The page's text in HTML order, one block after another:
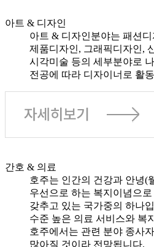
아트 & 디자인
아트 & 디자인분야는 패션디
제품디자인, 그래픽디자인,
시각미술 등의 세부분야로
전공에 따라 디자이너로 활
간호 & 의료
호주는 인간의 건강과 안녕(
우선으로 하는 복지이념으
갖추고 있는 국가중의 하나
수준 높은 의료 서비스와 복
호주에서는 관련 분야 종사
많아질 것이라 전망됩니다.